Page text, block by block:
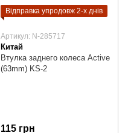
Відправка упродовж 2-х днів
Артикул: N-285717
Китай
Втулка заднего колеса Active
(63mm) KS-2
115 грн